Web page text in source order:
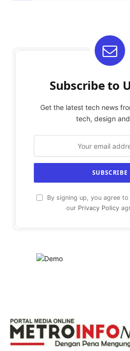
Subscribe to
Get the latest tech news
tech, design
By signing up, you agree
our Privacy Policy